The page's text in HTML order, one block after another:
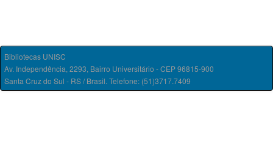
Bibliotecas UNISC
Av. Independência, 2293, Bairro Universitário - CEP 96815-900
Santa Cruz do Sul - RS / Brasil. Telefone: (51)3717.7409